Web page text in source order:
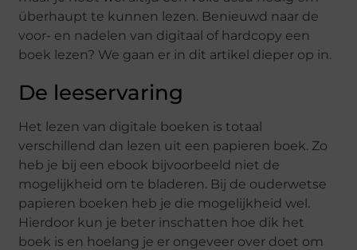
überhaupt te kunnen lezen. Benieuwd naar de
voor- en nadelen van digitaal of hardcopy een
boek lezen? We gaan er in dit artikel dieper op in.
De leeservaring
Het lezen van digitale boeken is totaal
verschillend dan lezen uit een papieren boek. Zo
heb je bij een ebook bijvoorbeeld niet de
mogelijkheid om te bladeren. Bij de ouderwetse
papieren boeken heb je die mogelijkheid wel.
Hierdoor kun je beter inschatten hoe dik het
boek is en hoelang je er ongeveer over doet om